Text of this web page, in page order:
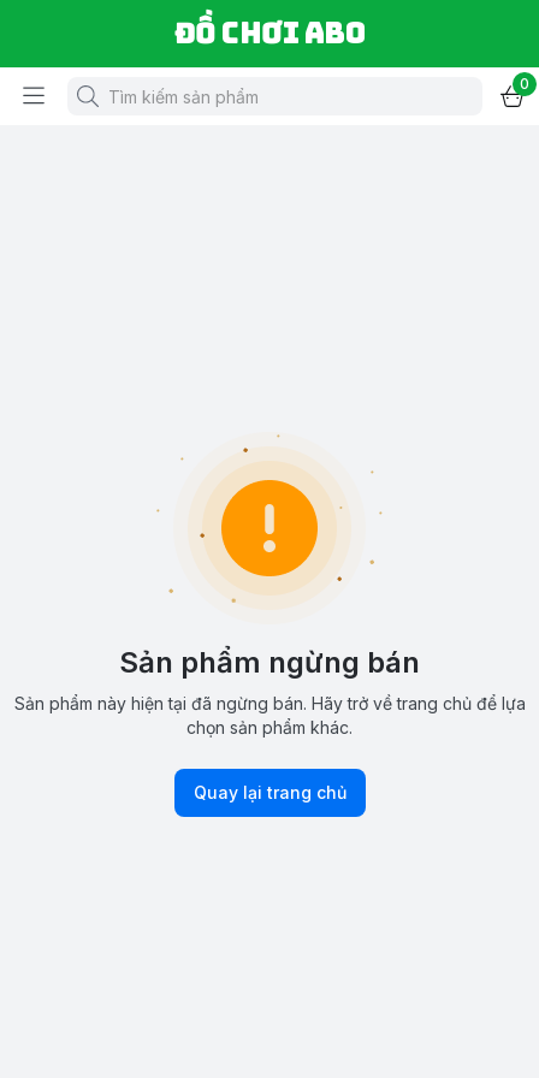
Đồ chơi ABO
0
Sản phẩm ngừng bán
Sản phẩm này hiện tại đã ngừng bán. Hãy trở về trang chủ để lựa
chọn sản phẩm khác.
Quay lại trang chủ